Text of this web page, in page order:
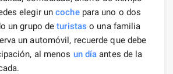
elegir uncochepara uno o dos
un grupo deturistas o una familia
un automóvil, recuerde que debe
al menos un día antes de la